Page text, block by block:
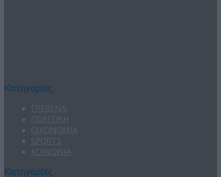
Κατηγορίες
ΓΡΕΒΕΝΑ
ΠΟΛΙΤΙΚΗ
ΟΙΚΟΝΟΜΙΑ
SPORTS
ΚΟΙΝΩΝΙΑ
Κατηγορίες